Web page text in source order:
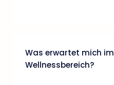
Was erwartet mich im
Wellnessbereich?